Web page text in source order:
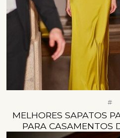
#
MELHORES SAPATOS
PARA CASAMENTOS